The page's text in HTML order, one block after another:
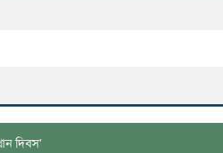
দিবস’